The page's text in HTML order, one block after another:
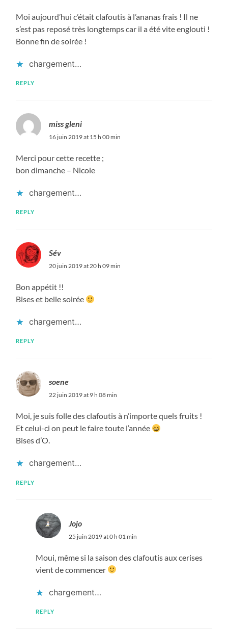
Moi aujourd’hui c’était clafoutis à l’ananas frais ! Il ne
s’est pas reposé très longtemps car il a été vite englouti !
Bonne fin de soirée !
chargement…
REPLY
miss gleni
16 juin 2019 at 15 h 00 min
Merci pour cette recette ;
bon dimanche – Nicole
chargement…
REPLY
Sév
20 juin 2019 at 20 h 09 min
Bon appétit !!
Bises et belle soirée
chargement…
REPLY
soene
22 juin 2019 at 9 h 08 min
Moi, je suis folle des clafoutis à n’importe quels fruits !
Et celui-ci on peut le faire toute l’année
Bises d’O.
chargement…
REPLY
Jojo
25 juin 2019 at 0 h 01 min
Moui, même si la saison des clafoutis aux cerises
vient de commencer
chargement…
REPLY